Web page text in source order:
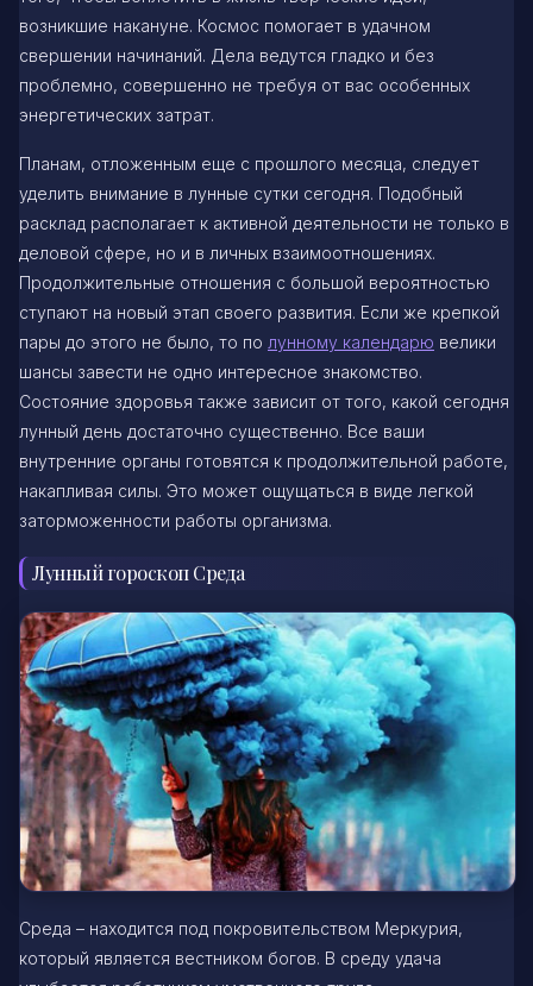
возникшие накануне. Космос помогает в удачном
свершении начинаний. Дела ведутся гладко и без
проблемно, совершенно не требуя от вас особенных
энергетических затрат.
Планам, отложенным еще с прошлого месяца, следует
уделить внимание в лунные сутки сегодня. Подобный
расклад располагает к активной деятельности не только в
деловой сфере, но и в личных взаимоотношениях.
Продолжительные отношения с большой вероятностью
ступают на новый этап своего развития. Если же крепкой
пары до этого не было, то по лунному календарю велики
шансы завести не одно интересное знакомство.
Состояние здоровья также зависит от того, какой сегодня
лунный день достаточно существенно. Все ваши
внутренние органы готовятся к продолжительной работе,
накапливая силы. Это может ощущаться в виде легкой
заторможенности работы организма.
Лунный гороскоп Среда
Среда – находится под покровительством Меркурия,
который является вестником богов. В среду удача